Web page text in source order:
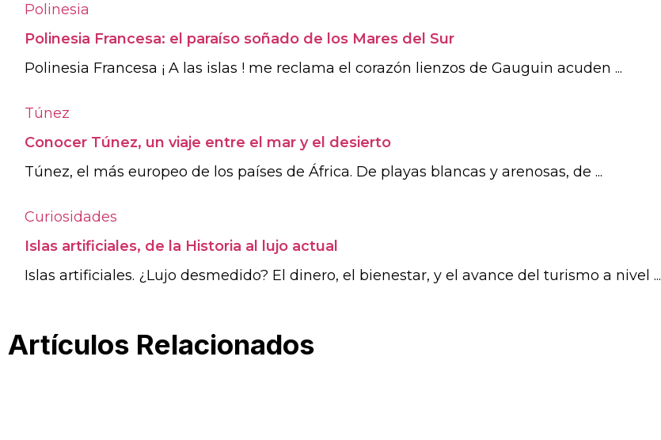
Polinesia
Polinesia Francesa: el paraíso soñado de los Mares del Sur
Polinesia Francesa ¡ A las islas ! me reclama el corazón lienzos de Gauguin acuden ...
Túnez
Conocer Túnez, un viaje entre el mar y el desierto
Túnez, el más europeo de los países de África. De playas blancas y arenosas, de ...
Curiosidades
Islas artificiales, de la Historia al lujo actual
Islas artificiales. ¿Lujo desmedido? El dinero, el bienestar, y el avance del turismo a nivel ...
Artículos Relacionados